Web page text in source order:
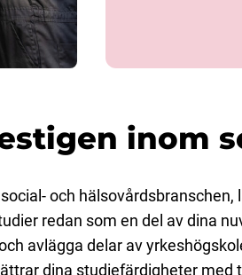
inom
och
redan som en del av dina
avlägga delar av
dina studiefärdigheter